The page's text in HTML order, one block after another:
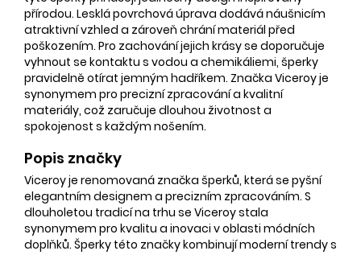
přírodou. Lesklá povrchová úprava dodává náušnicím
atraktivní vzhled a zároveň chrání materiál před
poškozením. Pro zachování jejich krásy se doporučuje
vyhnout se kontaktu s vodou a chemikáliemi, šperky
pravidelně otírat jemným hadříkem. Značka Viceroy je
synonymem pro precizní zpracování a kvalitní
materiály, což zaručuje dlouhou životnost a
spokojenost s každým nošením.
Popis značky
Viceroy je renomovaná značka šperků, která se pyšní
elegantním designem a precizním zpracováním. S
dlouholetou tradicí na trhu se Viceroy stala
synonymem pro kvalitu a inovaci v oblasti módních
doplňků. Šperky této značky kombinují moderní trendy s